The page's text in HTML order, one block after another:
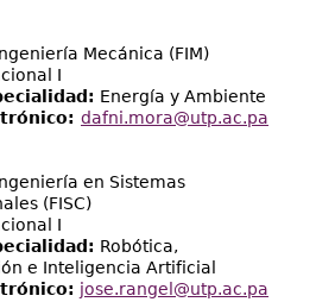
Mecánica (FIM)
I
Energía y Ambiente
dafni.mora@utp.ac.pa
en Sistemas
(FISC)
I
Robótica,
e Inteligencia Artificial
jose.rangel@utp.ac.pa